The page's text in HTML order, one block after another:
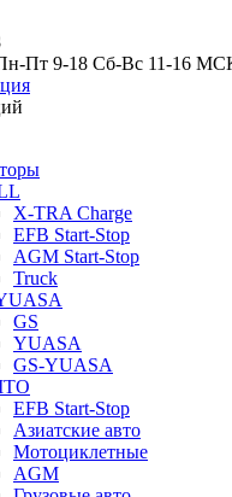
Пт 9-18 Сб-Вс 11-16
X-TRA Charge
EFB Start-Stop
AGM Start-Stop
Truck
GS
YUASA
GS-YUASA
EFB Start-Stop
Азиатские авто
Мотоциклетные
AGM